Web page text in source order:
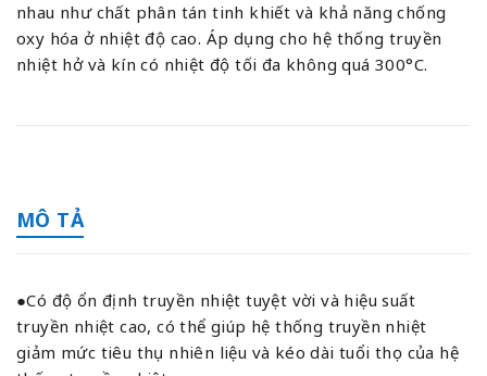
nhau như chất phân tán tinh khiết và khả năng chống
oxy hóa ở nhiệt độ cao. Áp dụng cho hệ thống truyền
nhiệt hở và kín có nhiệt độ tối đa không quá 300°C.
MÔ TẢ
●Có độ ổn định truyền nhiệt tuyệt vời và hiệu suất
truyền nhiệt cao, có thể giúp hệ thống truyền nhiệt
giảm mức tiêu thụ nhiên liệu và kéo dài tuổi thọ của hệ